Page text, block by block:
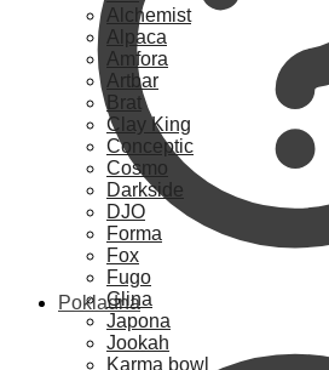
Pokladna
Alchemist
Alpaca
Amfora
Artbar
Brat
Clay King
Conceptic
Cosmo
Darkside
DJO
Forma
Fox
Fugo
Glina
Japona
Jookah
Karma bowl